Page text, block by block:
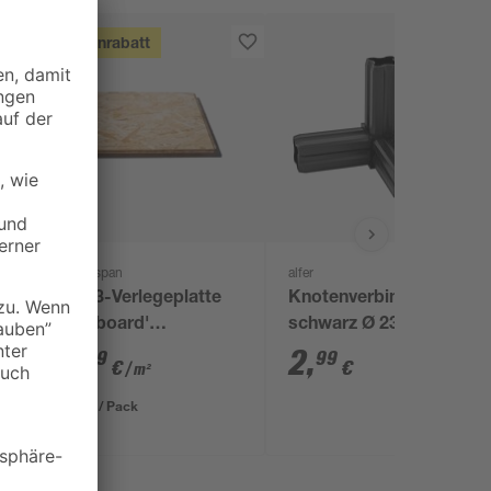
Mengenrabatt
Kronospan
OSB3-Verlegeplatte
'Cityboard'
ungeschliffen 1690 x
634 x 12 mm
99 €/ m²
6,41 € / Pack
alfer
Knotenverbinder
schwarz Ø 23,5 mm
2,99 €